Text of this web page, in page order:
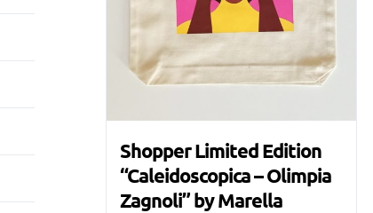
Shopper Limited Edition
“Caleidoscopica – Olimpia
Zagnoli” by Marella